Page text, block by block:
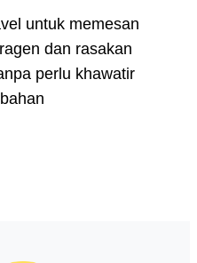
untuk memesan
dan rasakan
perlu khawatir